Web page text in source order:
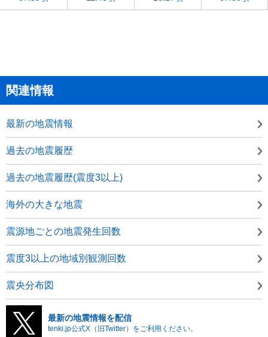
関連情報
最新の地震情報
過去の地震履歴
過去の地震履歴(震度3以上)
海外の大きな地震
震源地ごとの地震発生回数
震度3以上の地域別観測回数
震央分布図
最新の地震情報を配信
tenki.jp公式X（旧Twitter）をご利用ください。